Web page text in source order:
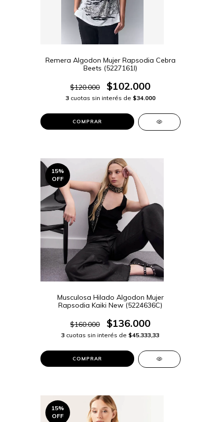
Remera Algodon Mujer Rapsodia Cebra
Beets (5227161I)
$120.000 $102.000
3 cuotas sin interés de $34.000
COMPRAR
15%
OFF
Musculosa Hilado Algodon Mujer
Rapsodia Kaiki New (5224636C)
$160.000 $136.000
3 cuotas sin interés de $45.333,33
COMPRAR
15%
OFF